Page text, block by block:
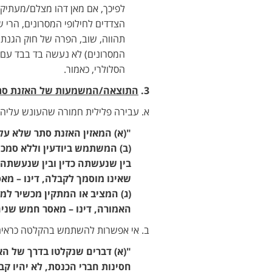
לפיכך, אם מאן דהו מצלם/
הצדדים לחילופי המסרונים,
המסרונים) לא נעשה בד בבד עם
הסלולרי, כאמור.
3. התוצאה/המשמעות של האזנת
א. עבירה פלילית חמורה שהעונש עליה עלול להגיע עד ל-
"(א) המאזין האזנת סתר שלא
(ב) המשתמש ביודעין וללא
בין שנעשתה כדין ובין
שאינו מוסמך לקבלה, דינו –
(ג) המציב או המתקין מכשיר
האמורה, דינו – מאסר חמש
ב. אי אפשרות להשתמש בהקלטה כראיה
חסינות חברי הכנסת, לא יהיו